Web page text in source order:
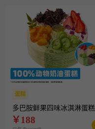
蛋糕
多巴胺鲜果四味冰淇淋蛋糕
￥188